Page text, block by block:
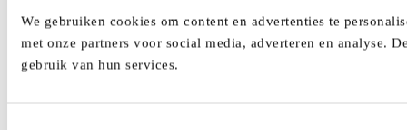
We gebruiken cookies om content en advertenties te
met onze partners voor social media, adverteren en analyse.
gebruik van hun services.